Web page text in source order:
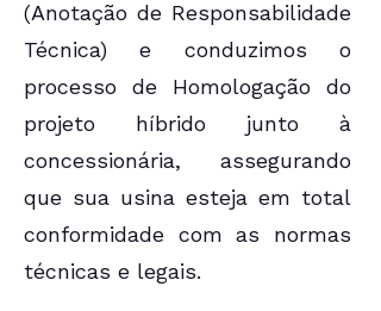
(Anotação de Responsabilidade
Técnica) e conduzimos o
processo de Homologação do
projeto híbrido junto à
concessionária, assegurando
que sua usina esteja em total
conformidade com as normas
técnicas e legais.